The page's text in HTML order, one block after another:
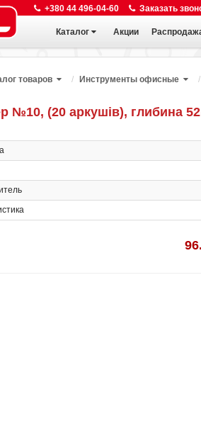
+380 44 496-04-60 Заказать
Каталог Акции
товаров Инструменты офисные
№10, (20 аркушів), глибина